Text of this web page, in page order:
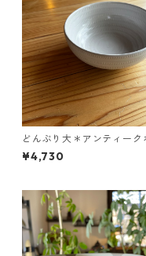
どんぶり大＊アンティーク
ワイト
¥4,730